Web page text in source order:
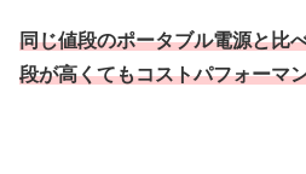
同じ値段のポータブル電源と比
段が高くてもコストパフォーマ